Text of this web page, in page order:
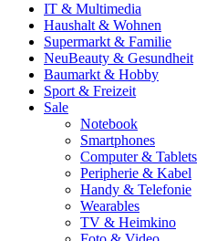
IT & Multimedia
Haushalt & Wohnen
Supermarkt & Familie
NeuBeauty & Gesundheit
Baumarkt & Hobby
Sport & Freizeit
Sale
Notebook
Smartphones
Computer & Tablets
Peripherie & Kabel
Handy & Telefonie
Wearables
TV & Heimkino